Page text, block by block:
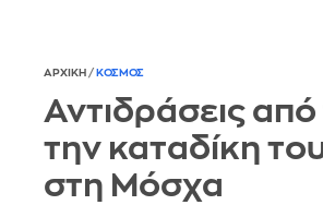
ΑΡΧΙΚΗ / ΚΟΣΜΟΣ
Αντιδράσεις από
την καταδίκη
στη Μόσχα